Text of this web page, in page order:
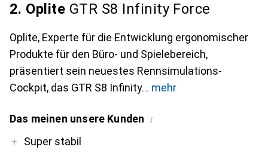
2. Oplite GTR S8 Infinity Force
Oplite, Experte für die Entwicklung ergonomischer
Produkte für den Büro- und Spielebereich,
präsentiert sein neuestes Rennsimulations-
Cockpit, das GTR S8 Infinity
mehr
Das meinen unsere Kunden i
ProSuper stabil
Contra